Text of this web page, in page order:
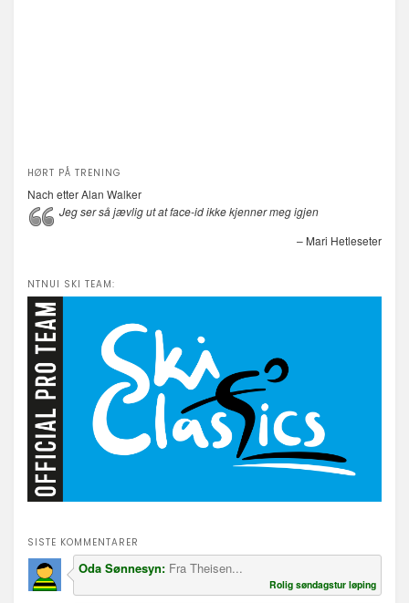
HØRT PÅ TRENING
Nach etter Alan Walker
Jeg ser så jævlig ut at face-id ikke kjenner meg igjen
– Mari Hetleseter
NTNUI SKI TEAM:
SISTE KOMMENTARER
Oda Sønnesyn: Fra Theisen...
Rolig søndagstur løping